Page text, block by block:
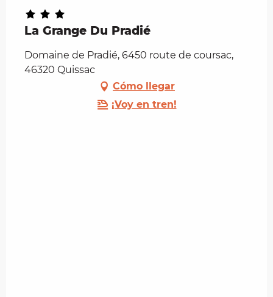
La Grange Du Pradié
Domaine de Pradié, 6450 route de coursac,
46320 Quissac
Cómo llegar
¡Voy en tren!